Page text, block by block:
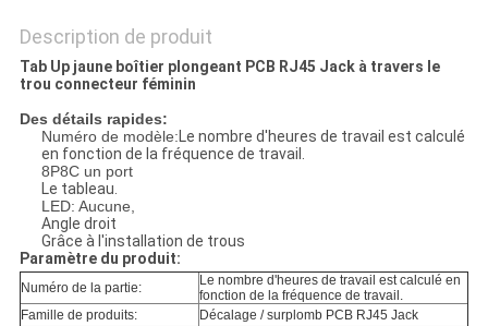
PRIVÉE
Description de produit
Tab Up jaune boîtier plongeant PCB RJ45 Jack à travers le
trou connecteur féminin
Des détails rapides:
Numéro de modèle:Le nombre d'heures de travail est calculé
en fonction de la fréquence de travail.
8P8C un port
Le tableau.
LED: Aucune,
Angle droit
Grâce à l'installation de trous
Paramètre du produit:
Numéro de la partie:
Le nombre d'heures de travail est calculé en
fonction de la fréquence de travail.
Famille de produits:
Décalage / surplomb PCB RJ45 Jack